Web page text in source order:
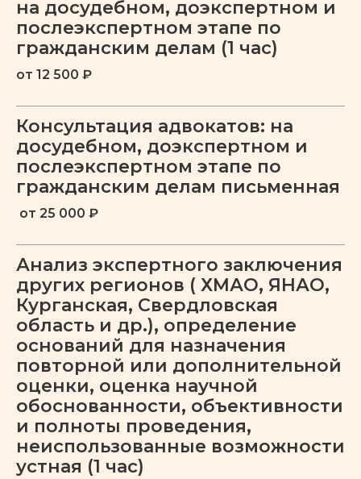
на досудебном, доэкспертном и
послеэкспертном этапе по
гражданским делам (1 час)
от 12 500 ₽
Консультация адвокатов: на
досудебном, доэкспертном и
послеэкспертном этапе по
гражданским делам письменная
от 25 000 ₽
Анализ экспертного заключения
других регионов ( ХМАО, ЯНАО,
Курганская, Свердловская
область и др.), определение
оснований для назначения
повторной или дополнительной
оценки, оценка научной
обоснованности, объективности
и полноты проведения,
неиспользованные возможности
устная (1 час)
Специалисты
Белов